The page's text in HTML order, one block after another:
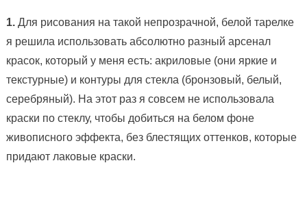
1.Для рисования на такой непрозрачной, белой тарелке
я решила использовать абсолютно разный арсенал
красок, который у меня есть: акриловые (они яркие и
текстурные) и контуры для стекла (бронзовый, белый,
серебряный). На этот раз я совсем не использовала
краски по стеклу, чтобы добиться на белом фоне
живописного эффекта, без блестящих оттенков, которые
придают лаковые краски.